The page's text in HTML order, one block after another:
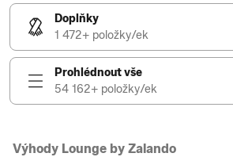
Doplňky
1 472+ položky/ek
Prohlédnout vše
54 162+ položky/ek
Výhody Lounge by Zalando